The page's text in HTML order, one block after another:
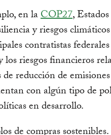
en laCOP27,
y riesgos
contratistas
riesgos financieros
reducción de
con algún tipo de
en desarrollo.